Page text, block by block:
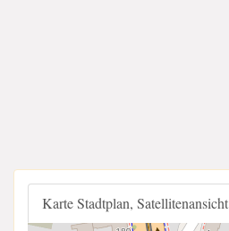
Karte Stadtplan, Satellitenansicht